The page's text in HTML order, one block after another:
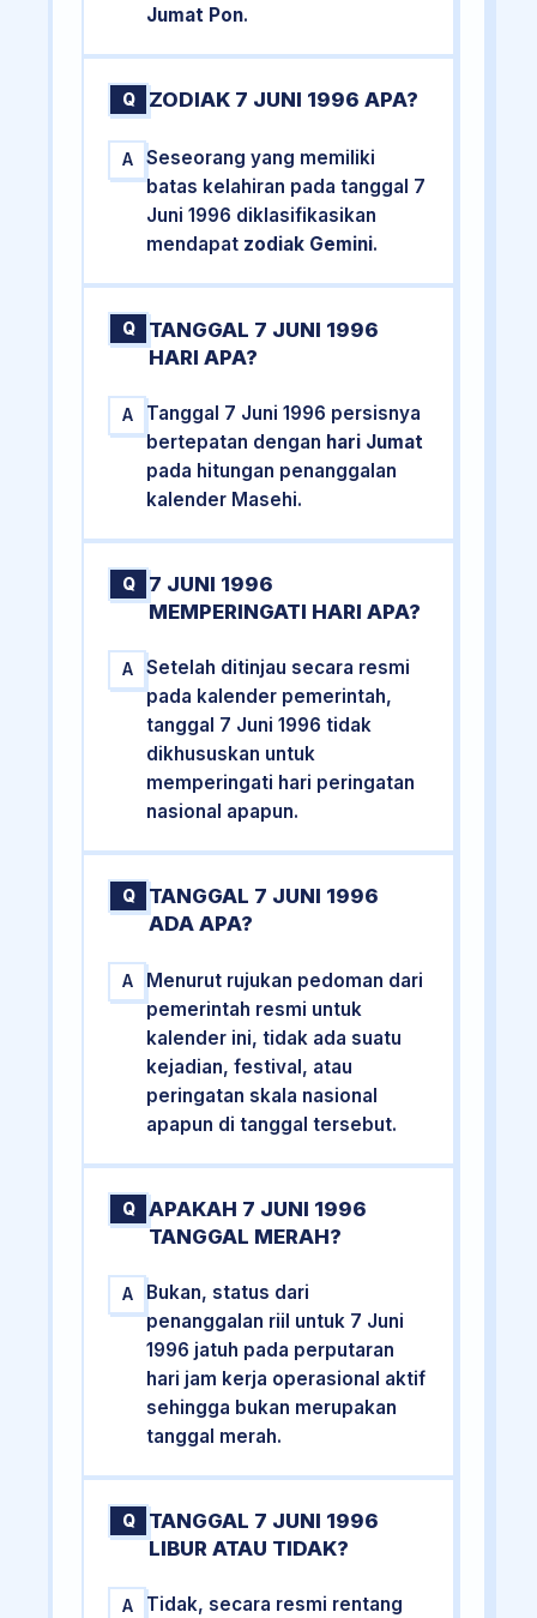
Jumat Pon.
Q ZODIAK 7 JUNI 1996 APA?
A
Seseorang yang memiliki
batas kelahiran pada tanggal 7
Juni 1996 diklasifikasikan
mendapat zodiak Gemini.
Q
TANGGAL 7 JUNI 1996
HARI APA?
A
Tanggal 7 Juni 1996 persisnya
bertepatan dengan hari Jumat
pada hitungan penanggalan
kalender Masehi.
Q
7 JUNI 1996
MEMPERINGATI HARI APA?
A
Setelah ditinjau secara resmi
pada kalender pemerintah,
tanggal 7 Juni 1996 tidak
dikhususkan untuk
memperingati hari peringatan
nasional apapun.
Q
TANGGAL 7 JUNI 1996
ADA APA?
A
Menurut rujukan pedoman dari
pemerintah resmi untuk
kalender ini, tidak ada suatu
kejadian, festival, atau
peringatan skala nasional
apapun di tanggal tersebut.
Q
APAKAH 7 JUNI 1996
TANGGAL MERAH?
A
Bukan, status dari
penanggalan riil untuk 7 Juni
1996 jatuh pada perputaran
hari jam kerja operasional aktif
sehingga bukan merupakan
tanggal merah.
Q
TANGGAL 7 JUNI 1996
LIBUR ATAU TIDAK?
A
Tidak, secara resmi rentang